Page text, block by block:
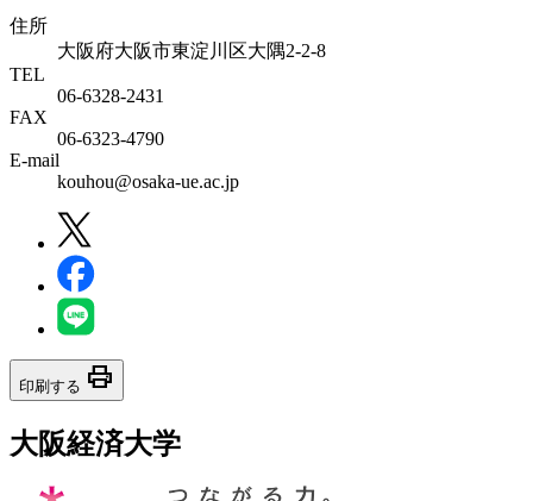
住所
大阪府大阪市東淀川区大隅2-2-8
TEL
06-6328-2431
FAX
06-6323-4790
E-mail
kouhou@osaka-ue.ac.jp
印刷する print
大阪経済大学